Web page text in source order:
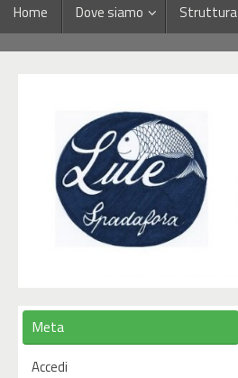
Home Dove siamo Struttura
Meta
Accedi